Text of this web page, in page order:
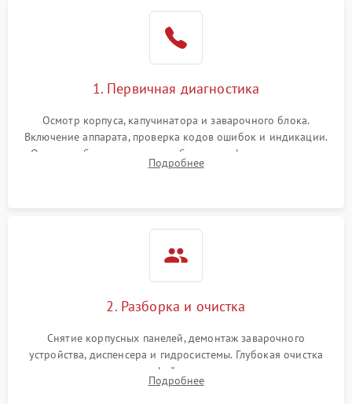
1. Первичная диагностика
Осмотр корпуса, капучинатора и заварочного блока.
Включение аппарата, проверка кодов ошибок и индикации.
Оценка работы помпы, термоблока и кофемолки на слух.
Измерение температуры и давления воды для выявления
Подробнее
2. Разборка и очистка
Снятие корпусных панелей, демонтаж заварочного
устройства, диспенсера и гидросистемы. Глубокая очистка
внутренних узлов от кофейных масел, жмыха и накипи.
Промывка дренажных каналов и фильтров с использованием
Подробнее